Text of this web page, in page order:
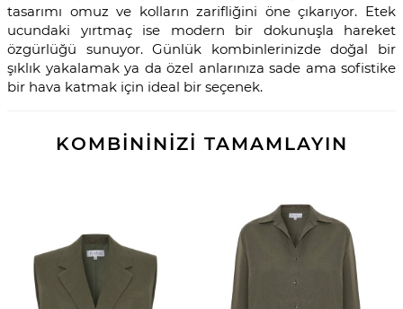
tasarımı omuz ve kolların zarifliğini öne çıkarıyor. Etek
ucundaki yırtmaç ise modern bir dokunuşla hareket
özgürlüğü sunuyor. Günlük kombinlerinizde doğal bir
şıklık yakalamak ya da özel anlarınıza sade ama sofistike
bir hava katmak için ideal bir seçenek.
KOMBİNİNİZİ TAMAMLAYIN